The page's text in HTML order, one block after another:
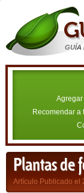
GUÍA
Recomendar a
Plantas de
Artículo Publicado el